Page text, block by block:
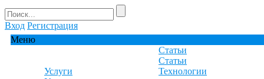
Вход Регистрация
Меню
Услуги
Статьи
Статьи
Технологии